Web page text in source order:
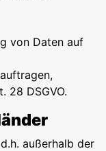
von Daten auf
28 DSGVO.
außerhalb der